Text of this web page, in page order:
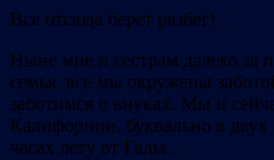
Все отсюда берет разбег!
Ныне мне и сестрам далеко за
семья, все мы окружены
заботимся о внуках. Мы и
Калифорнии, буквально в
часах лету от Галы .